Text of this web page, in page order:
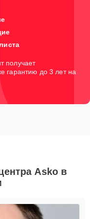
получает
гарантию до 3 лет на
Asko в